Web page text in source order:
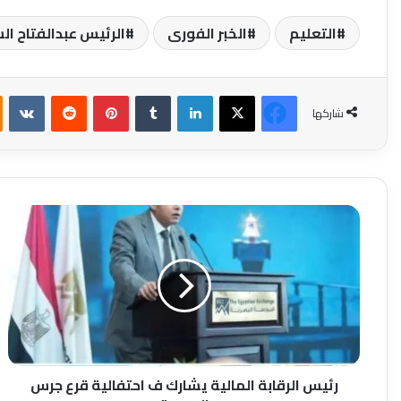
التعليم الخبر الفورى الرئيس عبدالفتاح
شاركها
فيسبوك‫X لينكدإن بينتيريست
رئيس
ف
احتفالية
قرع
جرس
البورصة
رئيس الرقابة المالية يشارك ف احتفالية قرع جرس